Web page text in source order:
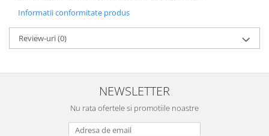
Informatii conformitate produs
Review-uri(0)
NEWSLETTER
Nu rata ofertele si promotiile noastre